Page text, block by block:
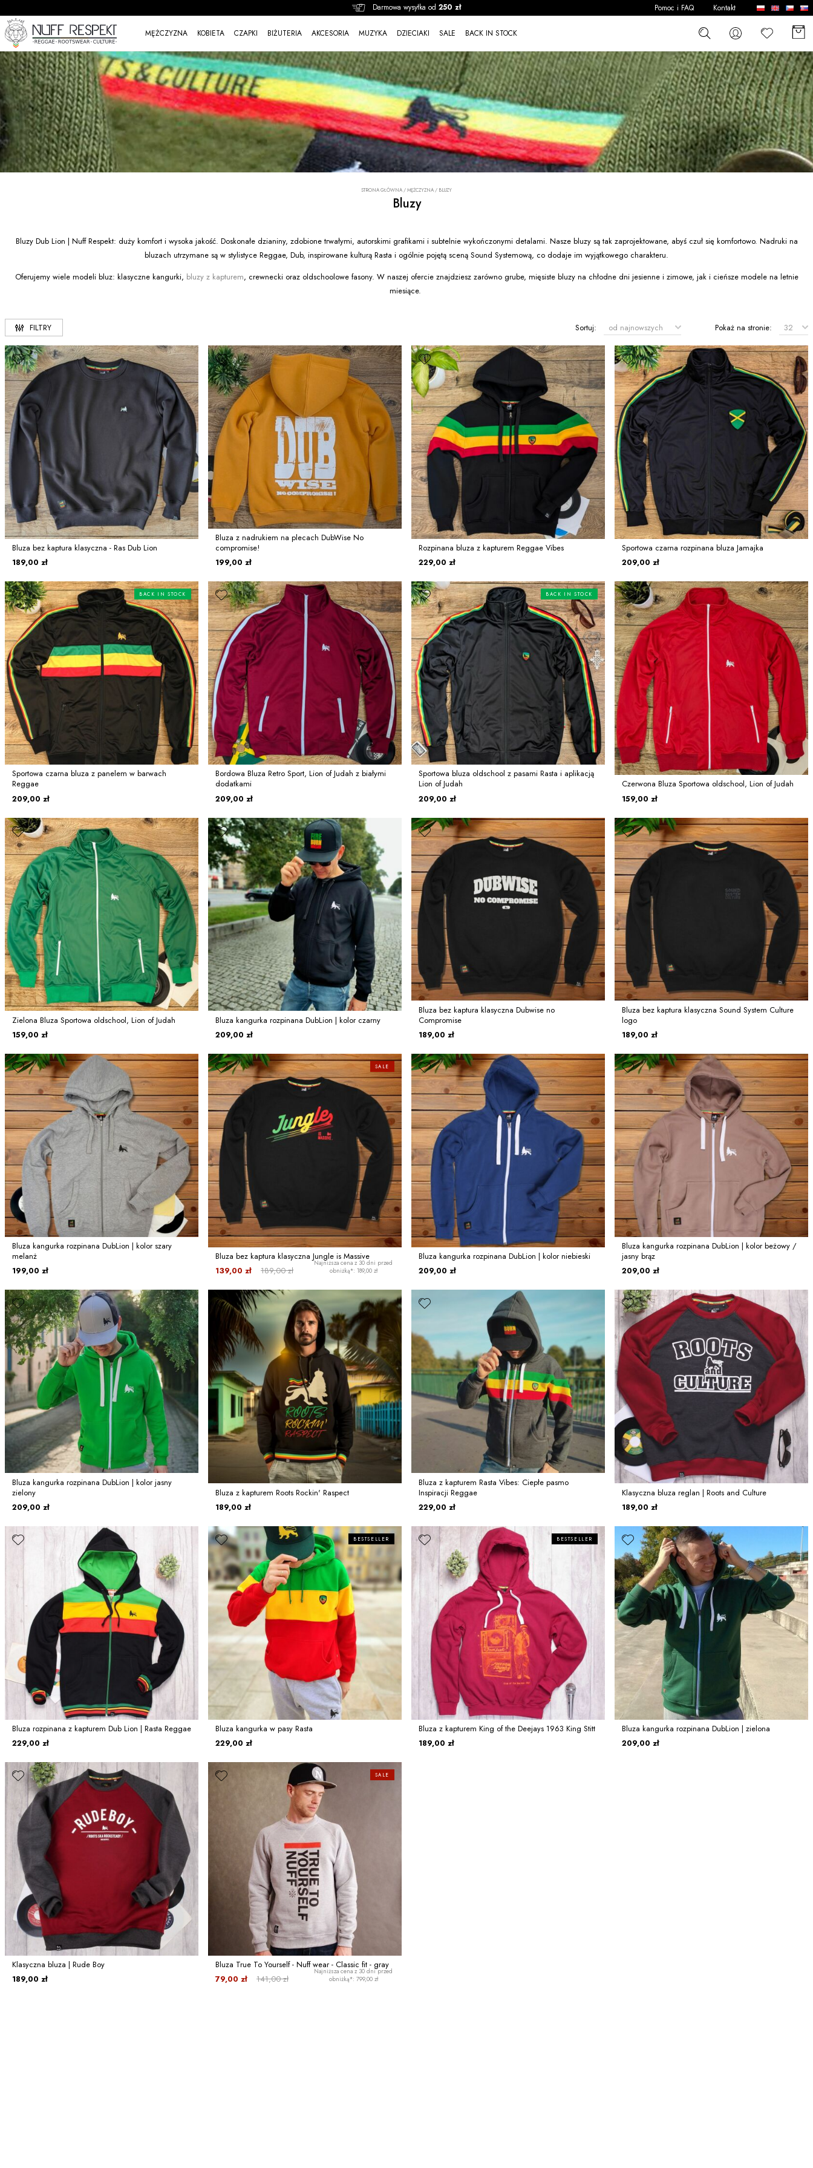
Darmowa wysyłka od 250 zł
MĘŻCZYZNA KOBIETA CZAPKI BIŻUTERIA AKCESORIA MUZYKA DZIECIAKI SALE BACK IN STOCK
Pomoc i FAQ Kontakt
STRONA GŁÓWNA /MĘŻCZYZNA / BLUZY
Bluzy
Bluzy Dub Lion | Nuff Respekt: duży komfort i wysoka jakość. Doskonałe dzianiny, zdobione trwałymi, autorskimi grafikami i subtelnie wykończonymi detalami. Nasze bluzy są tak zaprojektowane, abyś czuł się komfortowo. Nadruki na
bluzach utrzymane są w stylistyce Reggae, Dub, inspirowane kulturą Rasta i ogólnie pojętą sceną Sound Systemową, co dodaje im wyjątkowego charakteru.
Oferujemy wiele modeli bluz: klasyczne kangurki, bluzy z kapturem, crewnecki oraz oldschoolowe fasony. W naszej ofercie znajdziesz zarówno grube, mięsiste bluzy na chłodne dni jesienne i zimowe, jak i cieńsze modele na letnie
miesiące.
FILTRY Sortuj: Pokaż na stronie:
Bluza bez kaptura klasyczna - Ras Dub Lion
189,00 zł
Bluza z nadrukiem na plecach DubWise No
compromise!
199,00 zł
Rozpinana bluza z kapturem Reggae Vibes
229,00 zł
Sportowa czarna rozpinana bluza Jamajka
209,00 zł
Sportowa czarna bluza z panelem w barwach
Reggae
209,00 zł
BACK IN STOCK
Bordowa Bluza Retro Sport, Lion of Judah z białymi
dodatkami
209,00 zł
Sportowa bluza oldschool z pasami Rasta i aplikacją
Lion of Judah
209,00 zł
BACK IN STOCK
Czerwona Bluza Sportowa oldschool, Lion of Judah
159,00 zł
Zielona Bluza Sportowa oldschool, Lion of Judah
159,00 zł
Bluza kangurka rozpinana DubLion | kolor czarny
209,00 zł
Bluza bez kaptura klasyczna Dubwise no
Compromise
189,00 zł
Bluza bez kaptura klasyczna Sound System Culture
logo
189,00 zł
Bluza kangurka rozpinana DubLion | kolor szary
melanż
199,00 zł
Bluza bez kaptura klasyczna Jungle is Massive
189,00 zł
139,00 zł
Najniższa cena z 30 dni przed
obniżką*: 189,00 zł
SALE
Bluza kangurka rozpinana DubLion | kolor niebieski
209,00 zł
Bluza kangurka rozpinana DubLion | kolor beżowy /
jasny brąz
209,00 zł
Bluza kangurka rozpinana DubLion | kolor jasny
zielony
209,00 zł
Bluza z kapturem Roots Rockin' Raspect
189,00 zł
Bluza z kapturem Rasta Vibes: Ciepłe pasmo
Inspiracji Reggae
229,00 zł
Klasyczna bluza reglan | Roots and Culture
189,00 zł
Bluza rozpinana z kapturem Dub Lion | Rasta Reggae
229,00 zł
Bluza kangurka w pasy Rasta
229,00 zł
BESTSELLER
Bluza z kapturem King of the Deejays 1963 King Stitt
189,00 zł
BESTSELLER
Bluza kangurka rozpinana DubLion | zielona
209,00 zł
Klasyczna bluza | Rude Boy
189,00 zł
Bluza True To Yourself - Nuff wear - Classic fit - gray
141,00 zł
79,00 zł
Najniższa cena z 30 dni przed
obniżką*: 799,00 zł
SALE